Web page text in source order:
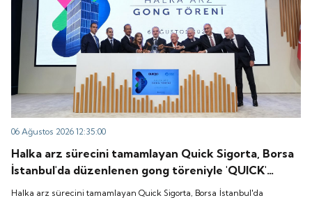
06 Ağustos 2026 12:35:00
Halka arz sürecini tamamlayan Quick Sigorta, Borsa
İstanbul'da düzenlenen gong töreniyle 'QUICK'
koduyla işlem görmeye başladı.
Halka arz sürecini tamamlayan Quick Sigorta, Borsa İstanbul'da